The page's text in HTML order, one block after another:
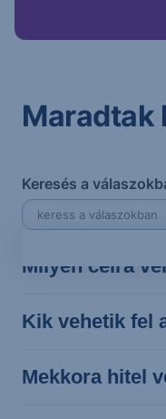
Maradtak
Keresés a
Milyen célra
Kik vehetik fel
Mekkora hitel